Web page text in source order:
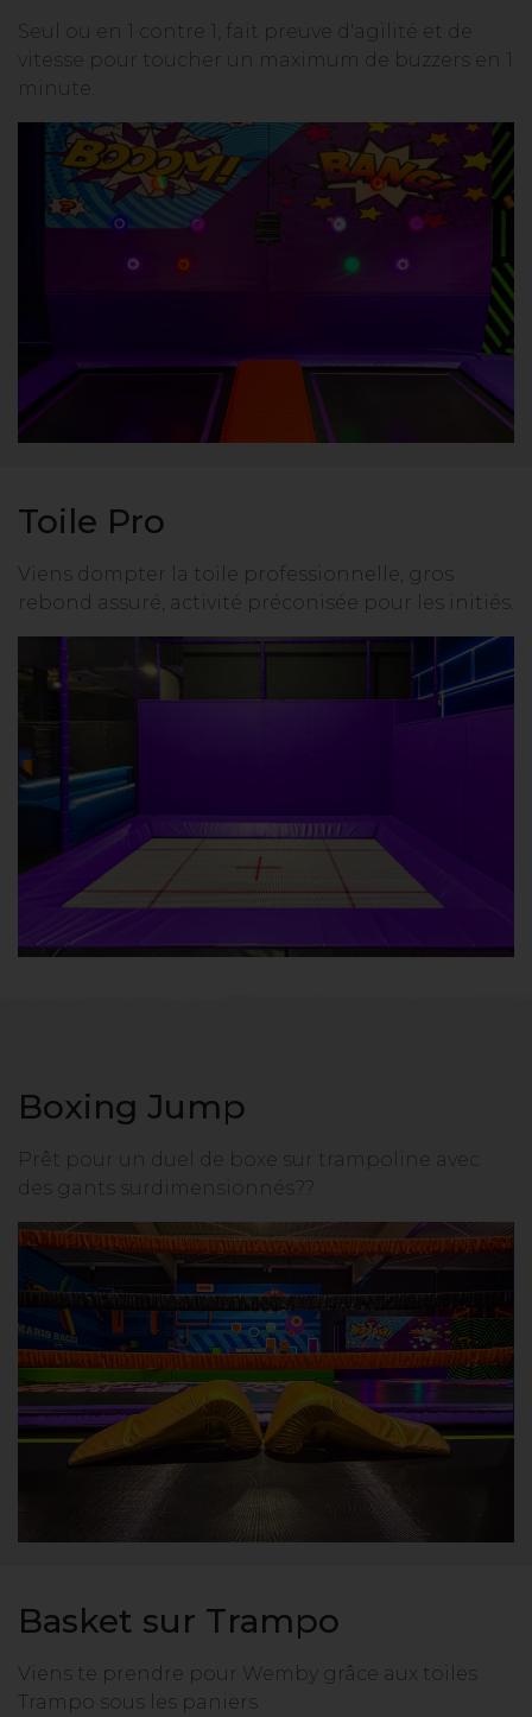
Seul ou en 1 contre 1, fait preuve d'agilité et de
vitesse pour toucher un maximum de buzzers en 1
minute.
Toile Pro
Viens dompter la toile professionnelle, gros
rebond assuré, activité préconisée pour les initiés.
Boxing Jump
Prêt pour un duel de boxe sur trampoline avec
des gants surdimensionnés??
Basket sur Trampo
Viens te prendre pour Wemby grâce aux toiles
Trampo sous les paniers